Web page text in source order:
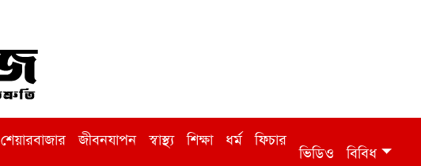
শেয়ারবাজার জীবনযাপন স্বাস্থ্য শিক্ষা ধর্ম ফিচার
ভিডিও বিবিধ